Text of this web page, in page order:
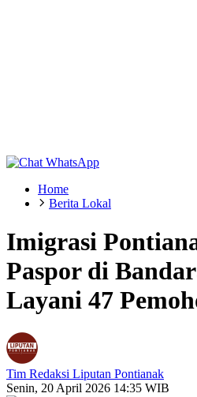
Home
Berita Lokal
Imigrasi
Paspor di
Layani 47
Tim Redaksi Liputan Pontianak
Senin, 20 April 2026 14:35 WIB